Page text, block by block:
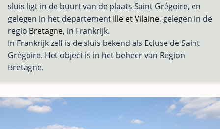
sluis ligt in de buurt van de plaats Saint Grégoire, en
gelegen in het departement Ille et Vilaine, gelegen in de
regio Bretagne, in Frankrijk.
In Frankrijk zelf is de sluis bekend als Ecluse de Saint
Grégoire. Het object is in het beheer van Region
Bretagne.